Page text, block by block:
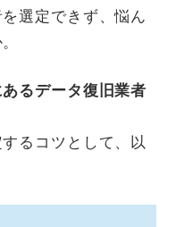
選定できず、悩ん
るデータ復旧業者
るコツとして、以